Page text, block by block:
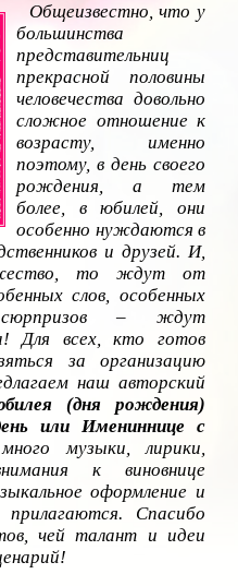
Общеизвестно, что у
большинства
представительниц
прекрасной половины
человечества довольно
сложное отношение к
возрасту, именно
поэтому, в день своего
рождения, а тем
более, в юбилей, они
особенно нуждаются в
и друзей. И,
то ждут от
слов, особенных
сюрпризов – ждут
Для всех, кто готов
за организацию
наш авторский
(дня рождения)
или Имениннице с
музыки, лирики,
к виновнице
оформление и
Спасибо
чей талант и идеи